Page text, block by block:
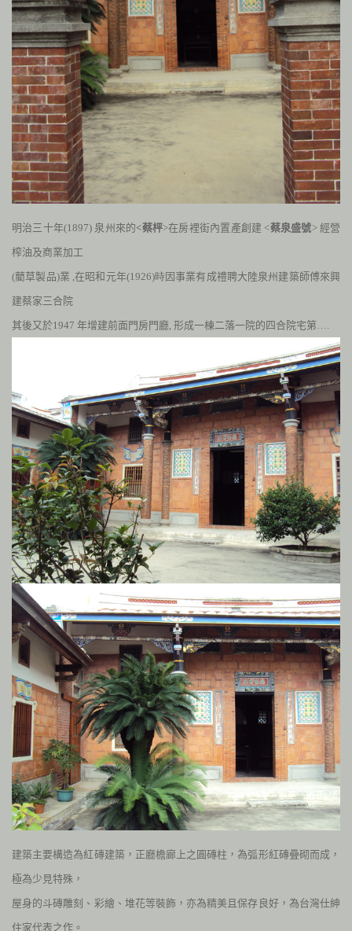
明治三十年(1897) 泉州來的<蔡枰>在房裡街內置產創建 <蔡泉盛號> 經營
榨油及商業加工
(藺草製品)業 , 在昭和元年(1926)時因事業有成禮聘大陸泉州建築師傅來興
建蔡家三合院
其後又於1947 年增建前面門房門廳, 形成一棟二落一院的四合院宅第….
建築主要構造為紅磚建築，正廳檐廊上之圓磚柱，為弧形紅磚疊砌而成，
極為少見特殊，
屋身的斗磚雕刻、彩繪、堆花等裝飾，亦為精美且保存良好，為台灣仕紳
住家代表之作。